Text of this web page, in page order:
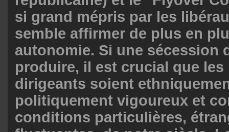
si grand mépris par les
semble affirmer de plus en
autonomie. Si une sécession
produire, il est crucial que les
dirigeants soient
politiquement vigoureux et
conditions particulières,